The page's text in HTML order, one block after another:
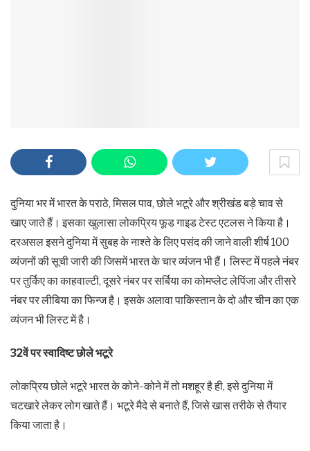
दुनिया भर में भारत के पराठे, मिसल पाव, छोले भटूरे और श्रीखंड बड़े चाव से
खाए जाते हैं। इसका खुलासा लोकप्रिय फूड गाइड टेस्ट एटलस ने किया है।
दरअसल इसने दुनिया में सुबह के नाश्ते के लिए पसंद की जाने वाली शीर्ष 100
व्यंजनों की सूची जारी की जिसमें भारत के चार व्यंजन भी हैं। लिस्ट में पहले नंबर
पर तुर्किए का काहवाल्टी, दूसरे नंबर पर सर्बिया का कोमप्लेट लेपिंजा और तीसरे
नंबर पर लीबिया का फिन्ज है। इसके अलावा पाकिस्तान के दो और चीन का एक
व्यंजन भी लिस्ट में है।
32वें पर स्वादिष्ट छोले भटूरे
लोकप्रिय छोले भटूरे भारत के कोने-कोने में तो मशहूर है ही, इसे दुनिया में
चटखारे लेकर लोग खाते हैं। भटूरे मैदे से बनाते हैं, जिसे खास तरीके से तैयार
किया जाता है।